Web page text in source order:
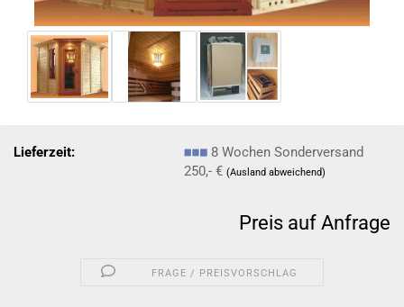
Lieferzeit:
8 Wochen Sonderversand
250,- €(Ausland abweichend)
Preis auf Anfrage
FRAGE / PREISVORSCHLAG